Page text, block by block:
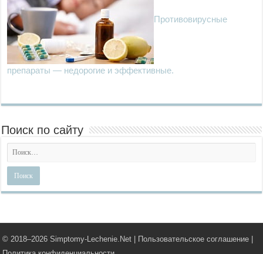
Противовирусные
препараты — недорогие и эффективные.
Поиск по сайту
© 2018–2026 Simptomy-Lechenie.Net | Пользовательское соглашение